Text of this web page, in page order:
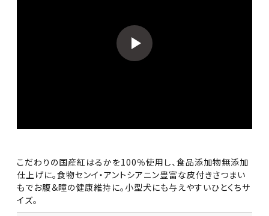
こだわりの国産紅はるかを100％使用し、食品添加物無添加
仕上げに。食物センイ・アントシアニン豊富な皮付きさつまい
もでお腹＆瞳の健康維持に。小型犬にも与えやすいひとくちサ
イズ。